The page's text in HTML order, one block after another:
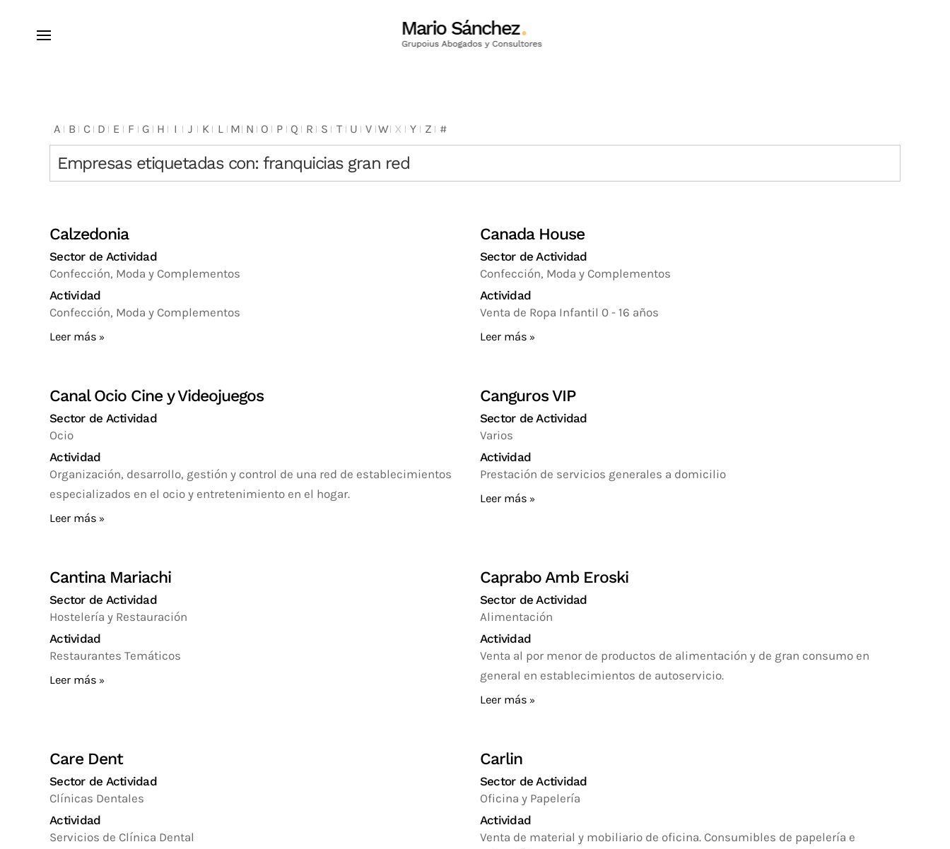
A B C D E F G H I J K L M N O P Q R S T U V W X Y Z #
Empresas etiquetadas con: franquicias gran red
Calzedonia
Sector de Actividad
Confección, Moda y Complementos
Actividad
Confección, Moda y Complementos
Leer más
Canada House
Sector de Actividad
Confección, Moda y Complementos
Actividad
Venta de Ropa Infantil 0 - 16 años
Leer más
Canal Ocio Cine y Videojuegos
Sector de Actividad
Ocio
Actividad
Organización, desarrollo, gestión y control de una red de establecimientos
especializados en el ocio y entretenimiento en el hogar.
Leer más
Canguros VIP
Sector de Actividad
Varios
Actividad
Prestación de servicios generales a domicilio
Leer más
Cantina Mariachi
Sector de Actividad
Hostelería y Restauración
Actividad
Restaurantes Temáticos
Leer más
Caprabo Amb Eroski
Sector de Actividad
Alimentación
Actividad
Venta al por menor de productos de alimentación y de gran consumo en
general en establecimientos de autoservicio.
Leer más
Care Dent
Sector de Actividad
Clínicas Dentales
Actividad
Servicios de Clínica Dental
Carlin
Sector de Actividad
Oficina y Papelería
Actividad
Venta de material y mobiliario de oficina. Consumibles de papelería e